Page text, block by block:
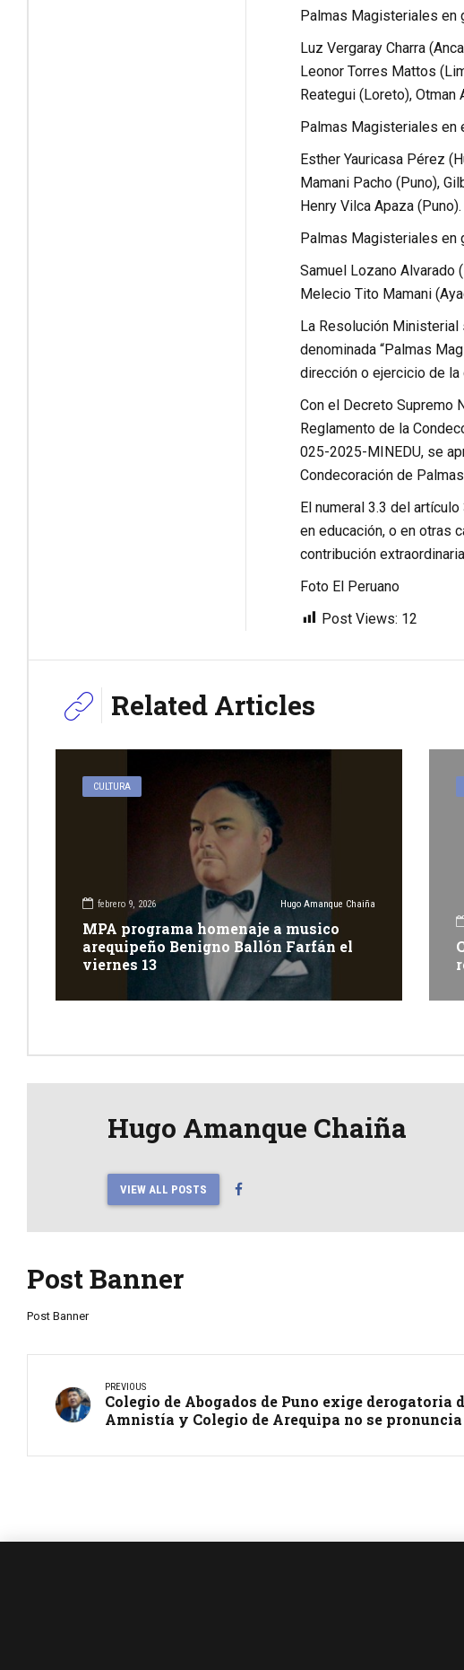
Palmas Magisteriales en
Luz Vergaray Charra
Leonor Torres Mattos
Reategui (Loreto), Otman
Palmas Magisteriales en
Esther Yauricasa Pérez
Mamani Pacho (Puno),
Henry Vilca Apaza (Puno).
Palmas Magisteriales en
Samuel Lozano Alvarado
Melecio Tito Mamani
La Resolución Ministerial
denominada “Palmas
dirección o ejercicio de la
Con el Decreto Supremo
Reglamento de la
025-2025-MINEDU, se
Condecoración de
El numeral 3.3 del
en educación, o en otras
contribución
Foto El Peruano
Post Views: 12
Related Articles
CULTURA
febrero 9, 2026 Hugo Amanque Chaiña
MPA programa homenaje a musico
arequipeño Benigno Ballón Farfán el
viernes 13
Hugo Amanque Chaiña
VIEW ALL POSTS
Post Banner
Post Banner
PREVIOUS
Colegio de Abogados de Puno exige derogatoria
Amnistía y Colegio de Arequipa no se